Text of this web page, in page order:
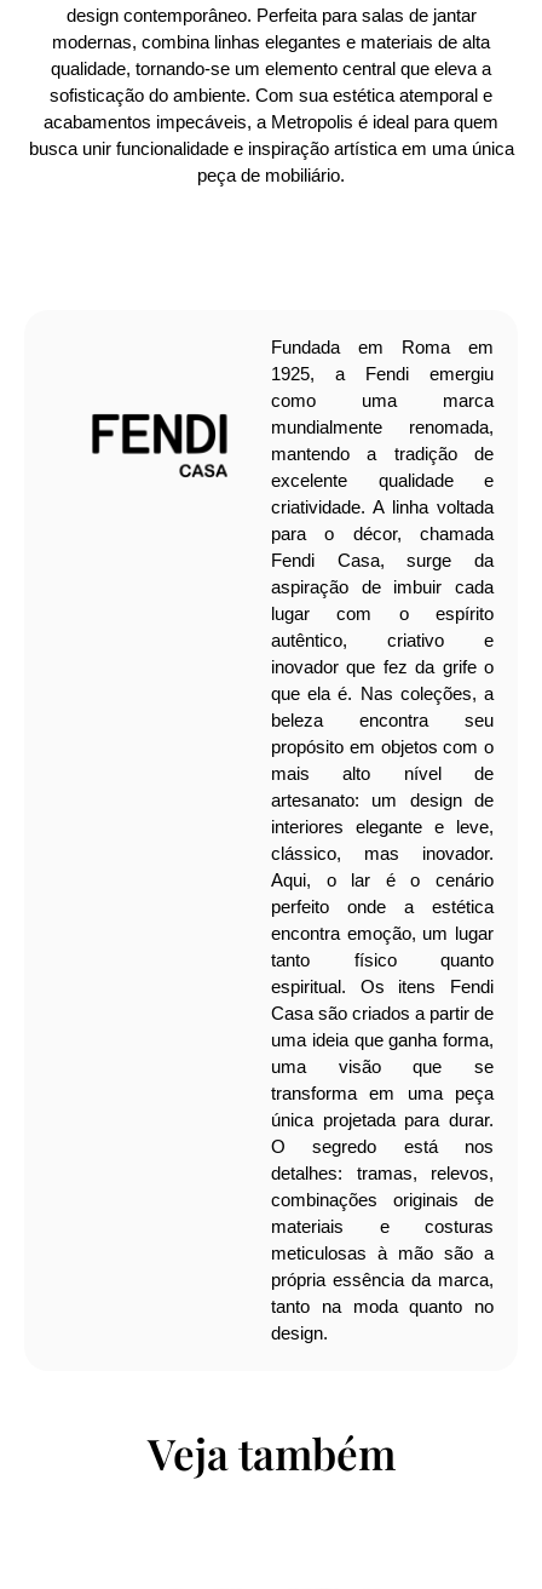
design contemporâneo. Perfeita para salas de jantar
modernas, combina linhas elegantes e materiais de alta
qualidade, tornando-se um elemento central que eleva a
sofisticação do ambiente. Com sua estética atemporal e
acabamentos impecáveis, a Metropolis é ideal para quem
busca unir funcionalidade e inspiração artística em uma única
peça de mobiliário.
Fundada em Roma em
1925, a Fendi emergiu
como uma marca
mundialmente renomada,
mantendo a tradição de
excelente qualidade e
criatividade. A linha voltada
para o décor, chamada
Fendi Casa, surge da
aspiração de imbuir cada
lugar com o espírito
autêntico, criativo e
inovador que fez da grife o
que ela é. Nas coleções, a
beleza encontra seu
propósito em objetos com o
mais alto nível de
artesanato: um design de
interiores elegante e leve,
clássico, mas inovador.
Aqui, o lar é o cenário
perfeito onde a estética
encontra emoção, um lugar
tanto físico quanto
espiritual.
Os itens Fendi
Casa são criados a partir de
uma ideia que ganha forma,
uma visão que se
transforma em uma peça
única projetada para durar.
O segredo está nos
detalhes: tramas, relevos,
combinações originais de
materiais e costuras
meticulosas à mão são a
própria essência da marca,
tanto na moda quanto no
design.
Veja também